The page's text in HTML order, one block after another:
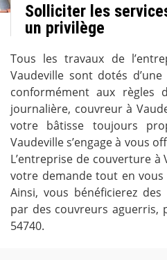
Solliciter les
un privilège
Tous les travaux de
Vaudeville sont dotés
conformément aux règles
journalière, couvreur à
votre bâtisse toujours
Vaudeville s’engage à vous
L’entreprise de couverture
votre demande tout en
Ainsi, vous bénéficierez
par des couvreurs aguerris,
54740.